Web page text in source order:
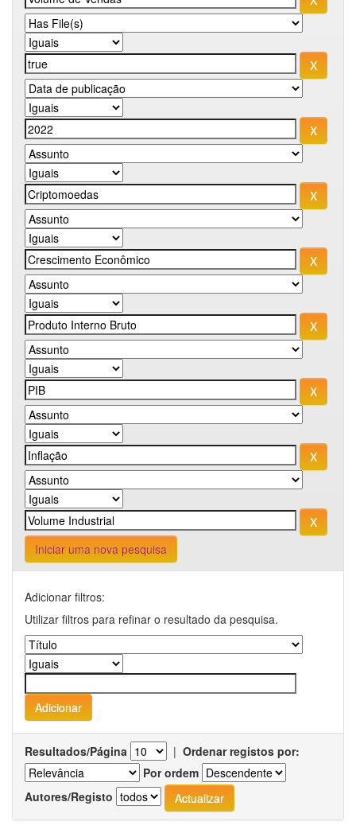
Iniciar uma nova pesquisa
Adicionar filtros:
Utilizar filtros para refinar o resultado da pesquisa.
Resultados/Página | Ordenar registos por:
Por ordem
Autores/Registo